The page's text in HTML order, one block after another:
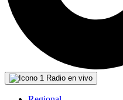
Radio en vivo